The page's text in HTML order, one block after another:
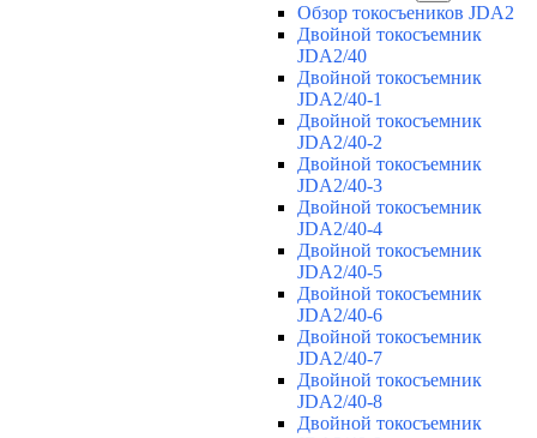
Обзор токосъеников JDA2
Двойной токосъемник
JDA2/40
Двойной токосъемник
JDA2/40-1
Двойной токосъемник
JDA2/40-2
Двойной токосъемник
JDA2/40-3
Двойной токосъемник
JDA2/40-4
Двойной токосъемник
JDA2/40-5
Двойной токосъемник
JDA2/40-6
Двойной токосъемник
JDA2/40-7
Двойной токосъемник
JDA2/40-8
Двойной токосъемник